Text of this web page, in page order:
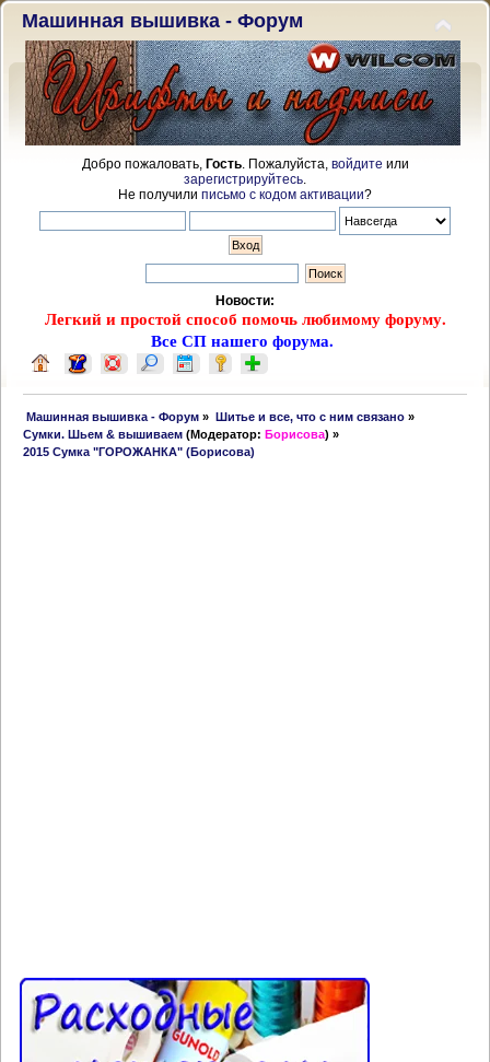
Машинная вышивка - Форум
Добро пожаловать, Гость. Пожалуйста, войдите или
зарегистрируйтесь
Не получили письмо с кодом активации?
Новости:
Легкий и простой способ помочь любимому форуму.
Все СП нашего форума.
Машинная вышивка - Форум » Шитье и все, что с ним связано»
Сумки. Шьем & вышиваем (Модератор:Борисова) »
2015 Сумка "ГОРОЖАНКА" (Борисова)